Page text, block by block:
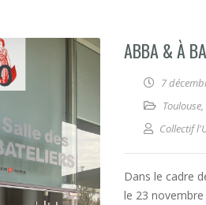
ABBA & À
7
Toulouse,
Collectif
Dans le cadre
le 23